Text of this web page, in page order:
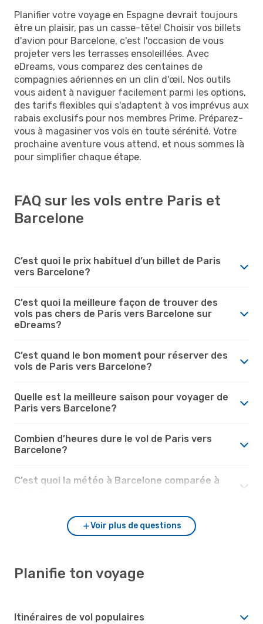
Planifier votre voyage en Espagne devrait toujours
être un plaisir, pas un casse-tête! Choisir vos billets
d'avion pour Barcelone, c'est l'occasion de vous
projeter vers les terrasses ensoleillées. Avec
eDreams, vous comparez des centaines de
compagnies aériennes en un clin d'œil. Nos outils
vous aident à naviguer facilement parmi les options,
des tarifs flexibles qui s'adaptent à vos imprévus aux
rabais exclusifs pour nos membres Prime. Préparez-
vous à magasiner vos vols en toute sérénité. Votre
prochaine aventure vous attend, et nous sommes là
pour simplifier chaque étape.
FAQ sur les vols entre Paris et
Barcelone
C’est quoi le prix habituel d’un billet de Paris
vers Barcelone?
C’est quoi la meilleure façon de trouver des
vols pas chers de Paris vers Barcelone sur
eDreams?
C’est quand le bon moment pour réserver des
vols de Paris vers Barcelone?
Quelle est la meilleure saison pour voyager de
Paris vers Barcelone?
Combien d’heures dure le vol de Paris vers
Barcelone?
C’est quoi la météo à Barcelone comparée à
Voir plus de questions
Planifie ton voyage
Itinéraires de vol populaires